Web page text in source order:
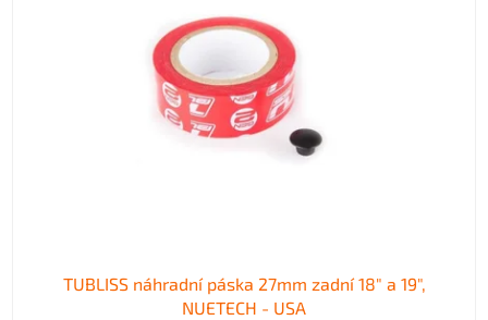
TUBLISS náhradní páska 27mm zadní 18" a 19",
NUETECH - USA